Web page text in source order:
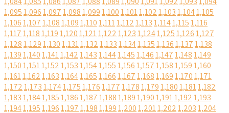
1,0951,0961,0971,0981,0991,1001,1011,1021,1031,1041,105
1,1061,1071,1081,1091,1101,1111,1121,1131,1141,1151,116
1,1171,1181,1191,1201,1211,1221,1231,1241,1251,1261,127
1,1281,1291,1301,1311,1321,1331,1341,1351,1361,1371,138
1,1391,1401,1411,1421,1431,1441,1451,1461,1471,1481,149
1,1501,1511,1521,1531,1541,1551,1561,1571,1581,1591,160
1,1611,1621,1631,1641,1651,1661,1671,1681,1691,1701,171
1,1721,1731,1741,1751,1761,1771,1781,1791,1801,1811,182
1,1831,1841,1851,1861,1871,1881,1891,1901,1911,1921,193
1,1941,1951,1961,1971,1981,1991,2001,2011,2021,2031,204